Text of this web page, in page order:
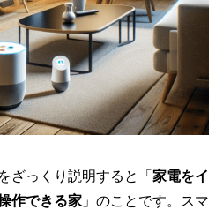
ざっくり説明すると「家電をイ
作できる家 」のことです。スマ